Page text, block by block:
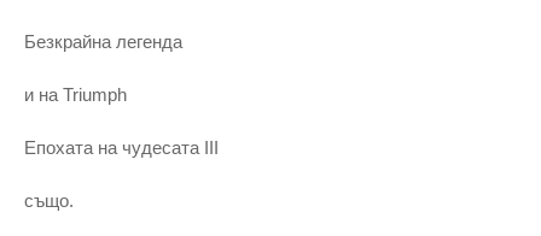
Безкрайна легенда
и на Triumph
Епохата на чудесата III
също.